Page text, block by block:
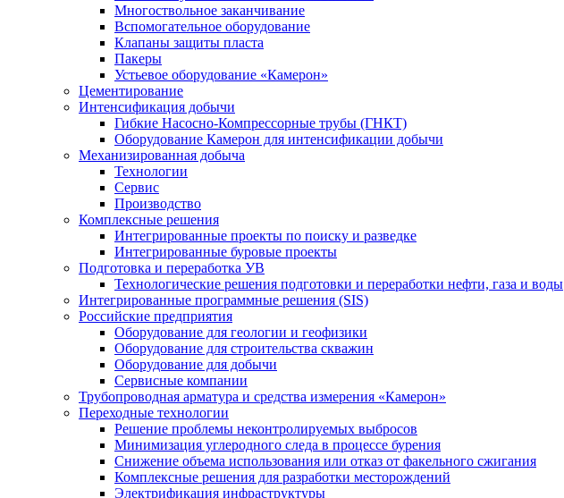
Многоствольное заканчивание
Вспомогательное оборудование
Клапаны защиты пласта
Пакеры
Устьевое оборудование «Камерон»
Цементирование
Интенсификация добычи
Гибкие Насосно-Компрессорные трубы (ГНКТ)
Оборудование Камерон для интенсификации добычи
Механизированная добыча
Технологии
Сервис
Производство
Комплексные решения
Интегрированные проекты по поиску и разведке
Интегрированные буровые проекты
Подготовка и переработка УВ
Технологические решения подготовки и переработки нефти, газа и воды
Интегрированные программные решения (SIS)
Российские предприятия
Оборудование для геологии и геофизики
Оборудование для строительства скважин
Оборудование для добычи
Сервисные компании
Трубопроводная арматура и средства измерения «Камерон»
Переходные технологии
Решение проблемы неконтролируемых выбросов
Минимизация углеродного следа в процессе бурения
Снижение объема использования или отказ от факельного сжигания
Комплексные решения для разработки месторождений
Электрификация инфраструктуры